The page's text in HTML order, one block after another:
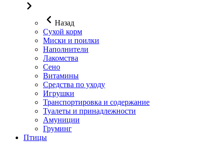
Назад
Сухой корм
Миски и поилки
Наполнители
Лакомства
Сено
Витамины
Средства по уходу
Игрушки
Транспортировка и содержание
Туалеты и принадлежности
Амуниции
Груминг
Птицы